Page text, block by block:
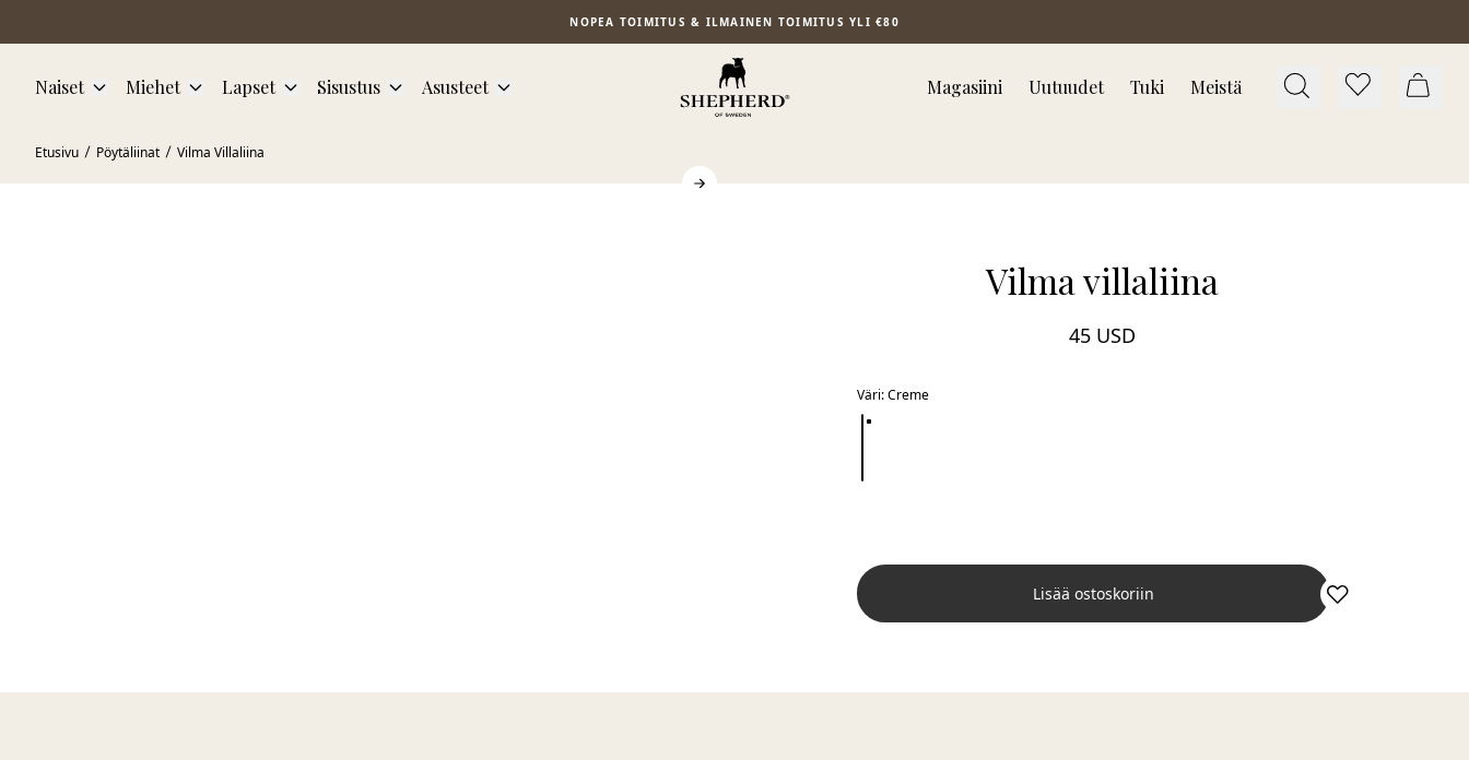
NOPEA TOIMITUS & ILMAINEN TOIMITUS YLI €80
Naiset Miehet Lapset Sisustus Asusteet Magasiini Uutuudet Tuki Meistä
Etusivu Pöytäliinat Vilma Villaliina
Vilma villaliina
45 USD
Väri:Creme
Lisää ostoskoriin